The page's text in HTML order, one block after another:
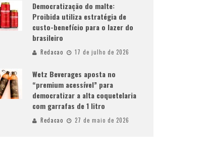
Democratização do malte:
Proibida utiliza estratégia de
custo-benefício para o lazer do
brasileiro
Redacao 17 de julho de 2026
Wetz Beverages aposta no
“premium acessível” para
democratizar a alta coquetelaria
com garrafas de 1 litro
Redacao 27 de maio de 2026